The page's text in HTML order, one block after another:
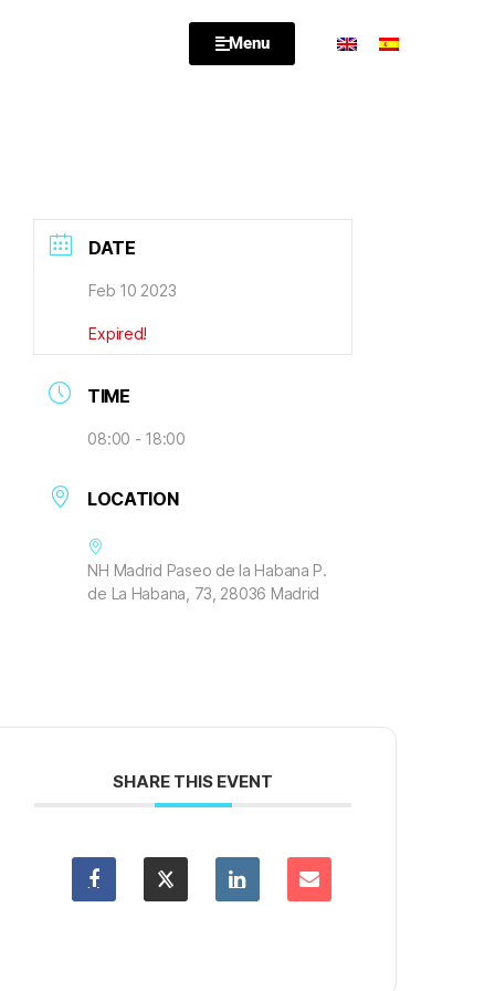
Menu
DATE
Feb 10 2023
Expired!
TIME
08:00 - 18:00
LOCATION
NH Madrid Paseo de la Habana P.
de La Habana, 73, 28036 Madrid
SHARE THIS EVENT